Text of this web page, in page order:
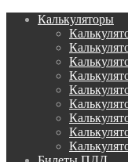
Калькуляторы